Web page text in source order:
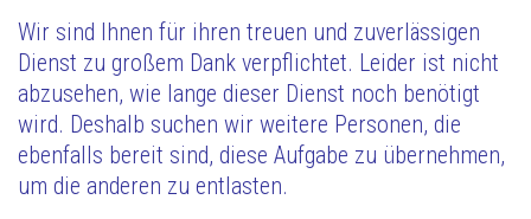
Wir sind Ihnen für ihren treuen und zuverlässigen
Dienst zu großem Dank verpflichtet. Leider ist nicht
abzusehen, wie lange dieser Dienst noch benötigt
wird. Deshalb suchen wir weitere Personen, die
ebenfalls bereit sind, diese Aufgabe zu übernehmen,
um die anderen zu entlasten.